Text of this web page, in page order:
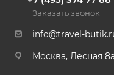
Заказать звонок
info@travel-
Москва, Лесная